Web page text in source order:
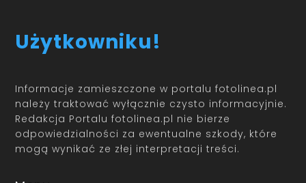
Użytkowniku!
Informacje zamieszczone w portalu fotolinea.pl
należy traktować wyłącznie czysto informacyjnie.
Redakcja Portalu fotolinea.pl nie bierze
odpowiedzialności za ewentualne szkody, które
mogą wynikać ze złej interpretacji treści.